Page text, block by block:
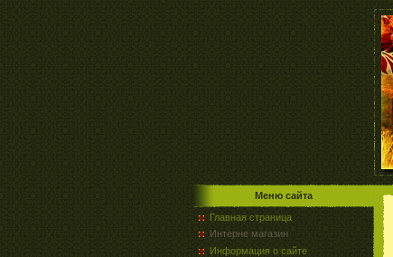
Меню сайта
Главная страница
Интерне магазин
Информация о сайте